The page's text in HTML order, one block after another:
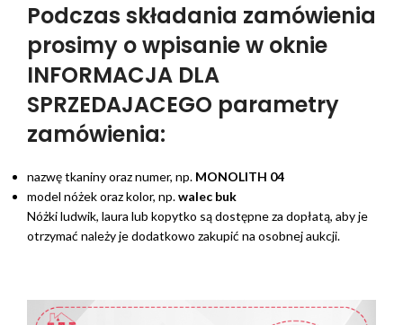
Podczas składania zamówienia
prosimy o wpisanie w oknie
INFORMACJA DLA
SPRZEDAJACEGO parametry
zamówienia:
nazwę tkaniny oraz numer, np. MONOLITH 04
model nóżek oraz kolor, np.walec buk
Nóżki ludwik, laura lub kopytko są dostępne za dopłatą, aby je
otrzymać należy je dodatkowo zakupić na osobnej aukcji.